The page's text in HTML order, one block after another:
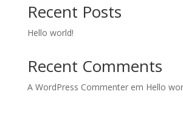
Recent Posts
Hello world!
Recent Comments
A WordPress Commenterem Hello